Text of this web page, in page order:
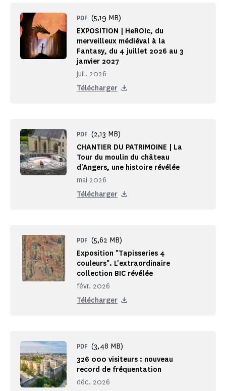
EXPOSITION | HeROIc, du
merveilleux médiéval à la
Fantasy, du 4 juillet 2026 au 3
janvier 2027
juil. 2026
PDF (5,19 MB)
Télécharger
CHANTIER DU PATRIMOINE | La
Tour du moulin du château
d'Angers, une histoire révélée
mai 2026
PDF (2,13 MB)
Télécharger
Exposition "Tapisseries 4
couleurs". L'extraordinaire
collection BIC révélée
févr. 2026
PDF (5,62 MB)
Télécharger
326 000 visiteurs : nouveau
record de fréquentation
déc. 2026
PDF (3,48 MB)